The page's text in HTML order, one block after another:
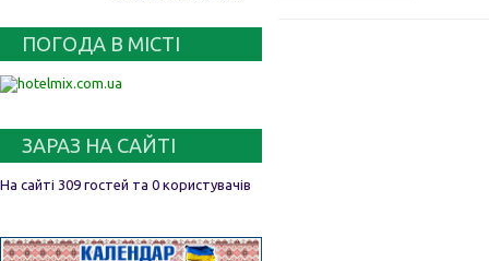
ПОГОДА В МІСТІ
ЗАРАЗ НА САЙТІ
На сайті 309 гостей та 0 користувачів